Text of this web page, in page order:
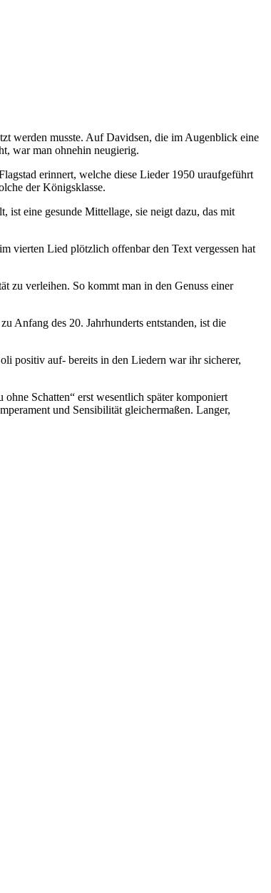
werden musste. Auf Davidsen, die im Augenblick eine
war man ohnehin neugierig.
erinnert, welche diese Lieder 1950 uraufgeführt
der Königsklasse.
ist eine gesunde Mittellage, sie neigt dazu, das mit
vierten Lied plötzlich offenbar den Text vergessen hat
zu verleihen. So kommt man in den Genuss einer
Anfang des 20. Jahrhunderts entstanden, ist die
positiv auf- bereits in den Liedern war ihr sicherer,
Schatten“ erst wesentlich später komponiert
und Sensibilität gleichermaßen. Langer,